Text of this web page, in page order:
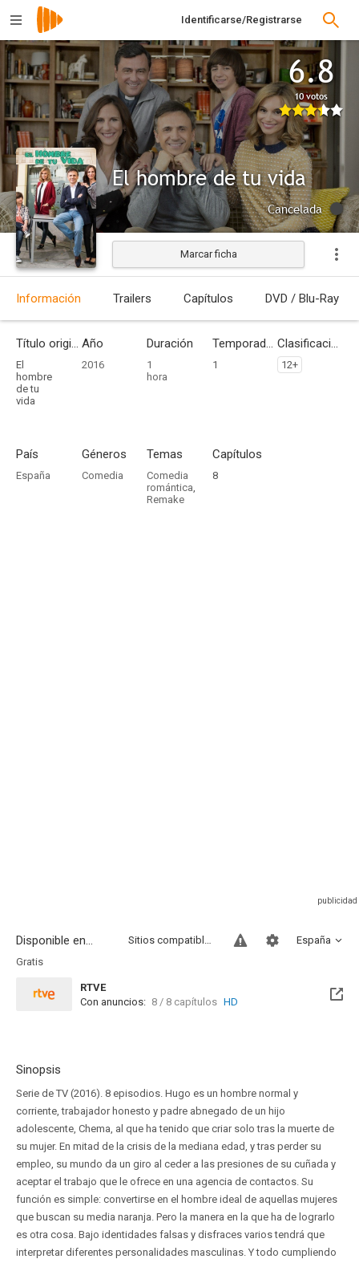
Identificarse/Registrarse
6.8
10 votos
El hombre de tu vida
Cancelada
Marcar ficha
Información Trailers Capítulos DVD / Blu-Ray
Título original
El
hombre
de tu
vida
Año
2016
Duración
1
hora
Temporadas
1
Clasificación por edades
12+
País
España
Géneros
Comedia
Temas
Comedia
romántica,
Remake
Capítulos
8
Disponible en... España
Sitios compatibles
Gratis
RTVE
Con anuncios: 8 / 8 capítulos HD
Sinopsis
Serie de TV (2016). 8 episodios. Hugo es un hombre normal y
corriente, trabajador honesto y padre abnegado de un hijo
adolescente, Chema, al que ha tenido que criar solo tras la muerte de
su mujer. En mitad de la crisis de la mediana edad, y tras perder su
empleo, su mundo da un giro al ceder a las presiones de su cuñada y
aceptar el trabajo que le ofrece en una agencia de contactos. Su
función es simple: convertirse en el hombre ideal de aquellas mujeres
que buscan su media naranja. Pero la manera en la que ha de lograrlo
es otra cosa. Bajo identidades falsas y disfraces varios tendrá que
interpretar diferentes personalidades masculinas. Y todo cumpliendo